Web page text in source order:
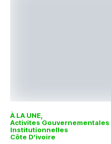
À LA UNE
Activites Gouvernementales
Institutionnelles
Côte D’ivoire